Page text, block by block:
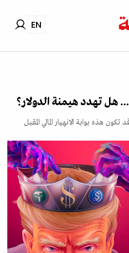
EN
هل تهدد هيمنة الدولار؟
هذه بوابة الانهيار المالي المقبل